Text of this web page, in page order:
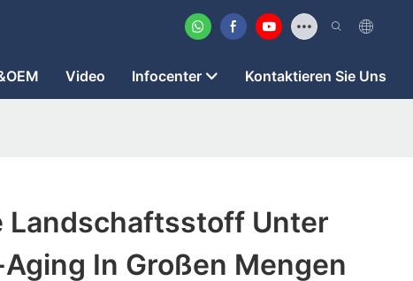
Video Infocenter Kontaktieren Sie Uns
Landschaftsstoff Unter
In Großen Mengen